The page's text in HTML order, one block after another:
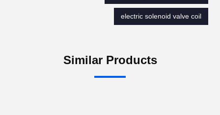
electric solenoid valve coil
Similar Products